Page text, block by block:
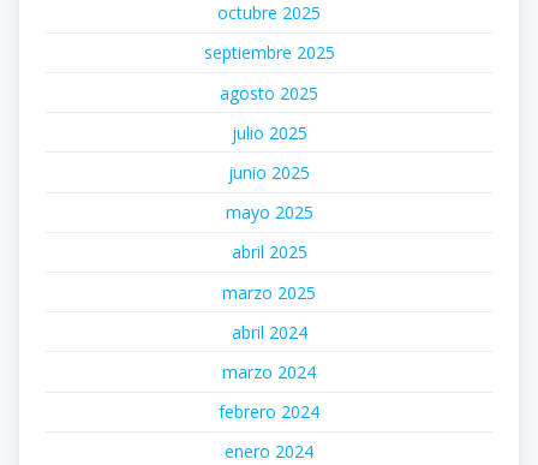
octubre 2025
septiembre 2025
agosto 2025
julio 2025
junio 2025
mayo 2025
abril 2025
marzo 2025
abril 2024
marzo 2024
febrero 2024
enero 2024